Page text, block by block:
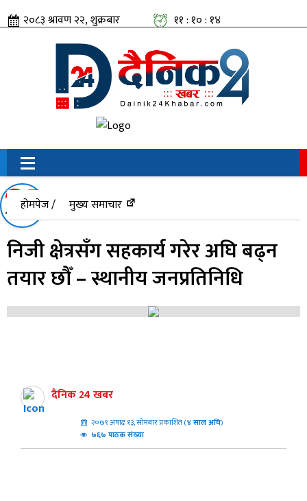
२०८३ श्रावण २२, शुक्रबार
११ : १० : १५
सामाजिक संजालतिर:
होमपेज / मुख्य समाचार
निजी क्षेत्रसँग सहकार्य गरेर अघि बढ्न
तयार छौँ – स्थानीय जनप्रतिनिधि
दैनिक 24 खबर
२०७९ अषाढ १३, सोमबार प्रकाशित (४ साल अघि)
७६७ पाठक संख्या